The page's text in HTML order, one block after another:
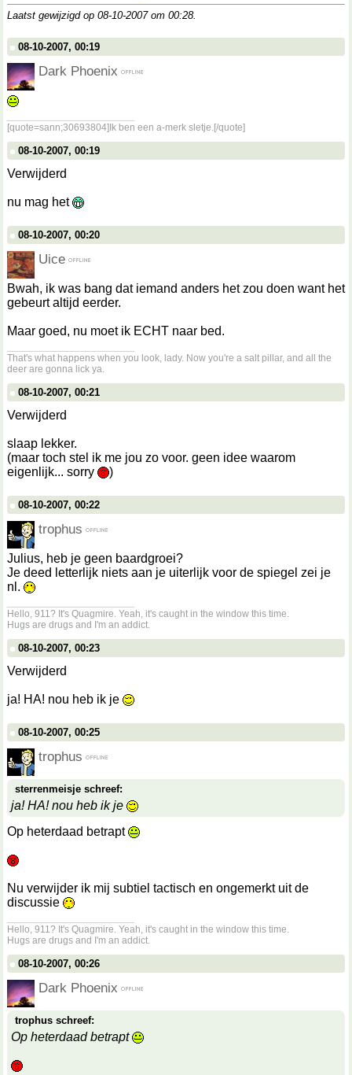
Laatst gewijzigd op 08-10-2007 om 00:28.
08-10-2007, 00:19
Dark Phoenix
[quote=sann;30693804]Ik ben een a-merk sletje.[/quote]
08-10-2007, 00:19
Verwijderd
nu mag het
08-10-2007, 00:20
Uice
Bwah, ik was bang dat iemand anders het zou doen want het
gebeurt altijd eerder.
Maar goed, nu moet ik ECHT naar bed.
That's what happens when you look, lady. Now you're a salt pillar, and all the
deer are gonna lick ya.
08-10-2007, 00:21
Verwijderd
slaap lekker.
(maar toch stel ik me jou zo voor. geen idee waarom
eigenlijk... sorry
)
08-10-2007, 00:22
trophus
Julius, heb je geen baardgroei?
Je deed letterlijk niets aan je uiterlijk voor de spiegel zei je
nl.
Hello, 911? It's Quagmire. Yeah, it's caught in the window this time.
Hugs are drugs and I'm an addict.
08-10-2007, 00:23
Verwijderd
ja! HA! nou heb ik je
08-10-2007, 00:25
trophus
sterrenmeisje schreef:
ja! HA! nou heb ik je
Op heterdaad betrapt
Nu verwijder ik mij subtiel tactisch en ongemerkt uit de
discussie
Hello, 911? It's Quagmire. Yeah, it's caught in the window this time.
Hugs are drugs and I'm an addict.
08-10-2007, 00:26
Dark Phoenix
trophus schreef:
Op heterdaad betrapt